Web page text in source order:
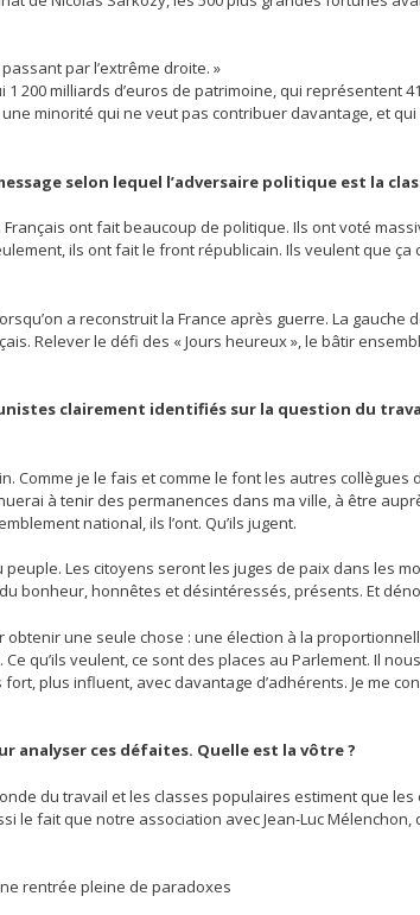
par l’extrême droite. »
200 milliards d’euros de patrimoine, qui représentent
minorité qui ne veut pas contribuer davantage, et
selon lequel l’adversaire politique est la
ont fait beaucoup de politique. Ils ont voté
ils ont fait le front républicain. Ils veulent que
a reconstruit la France après guerre. La gauche
Relever le défi des « Jours heureux », le bâtir
clairement identifiés sur la question du
Comme je le fais et comme le font les autres
à tenir des permanences dans ma ville, à être
national, ils l’ont. Qu’ils jugent.
Les citoyens seront les juges de paix dans les
bonheur, honnêtes et désintéressés, présents. Et
une seule chose : une élection à la
qu’ils veulent, ce sont des places au Parlement. Il
fort, plus influent, avec davantage d’adhérents. Je me
analyser ces défaites. Quelle est la vôtre ?
du travail et les classes populaires estiment que
le fait que notre association avec Jean-Luc
rentrée pleine de paradoxes